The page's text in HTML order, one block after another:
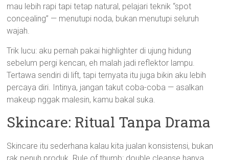
mau lebih rapi tapi tetap natural, pelajari teknik “spot
concealing” — menutupi noda, bukan menutupi seluruh
wajah.
Trik lucu: aku pernah pakai highlighter di ujung hidung
sebelum pergi kencan, eh malah jadi reflektor lampu.
Tertawa sendiri di lift, tapi ternyata itu juga bikin aku lebih
percaya diri. Intinya, jangan takut coba-coba — asalkan
makeup nggak malesin, kamu bakal suka.
Skincare: Ritual Tanpa Drama
Skincare itu sederhana kalau kita jualan konsistensi, bukan